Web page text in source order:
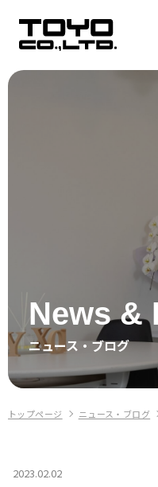
Warning:
Undefined
variable
$seo_h1
/home/toyocorp/toyo-
group.co.jp/public_html/wp/
News &
ニュース・ブログ
トップページ ニュース・ブログ
2023.02.02